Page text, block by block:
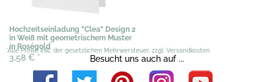
Hochzeitseinladung "Clea" Design 2
in Weiß mit geometrischem Muster
in Roségold
3,58 € *
*Alle Preise inkl. der gesetzlichen Mehrwersteuer, zzgl. Versandkosten
Besucht uns auch auf ...